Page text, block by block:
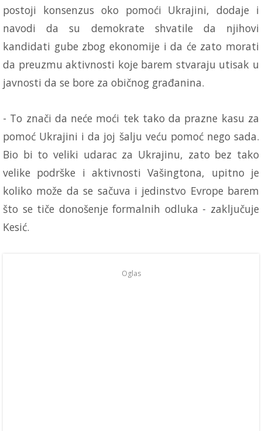
postoji konsenzus oko pomoći Ukrajini, dodaje i
navodi da su demokrate shvatile da njihovi
kandidati gube zbog ekonomije i da će zato morati
da preuzmu aktivnosti koje barem stvaraju utisak u
javnosti da se bore za običnog građanina.
- To znači da neće moći tek tako da prazne kasu za
pomoć Ukrajini i da joj šalju veću pomoć nego sada.
Bio bi to veliki udarac za Ukrajinu, zato bez tako
velike podrške i aktivnosti Vašingtona, upitno je
koliko može da se sačuva i jedinstvo Evrope barem
što se tiče donošenje formalnih odluka - zaključuje
Kesić.
Oglas